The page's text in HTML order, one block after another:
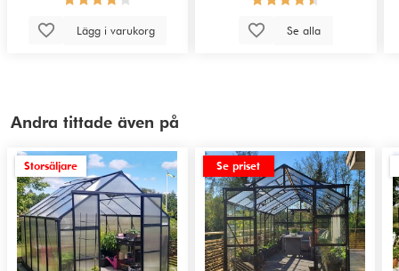
Lägg i varukorg Se alla
Andra tittade även på
Storsäljare Se priset